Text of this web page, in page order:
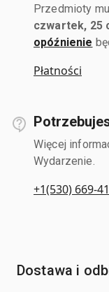
Przedmioty
czwartek, 25
opóźnienie
Płatności
Więcej
Wydarzenie.
+1(530) 669-
Dostawa i